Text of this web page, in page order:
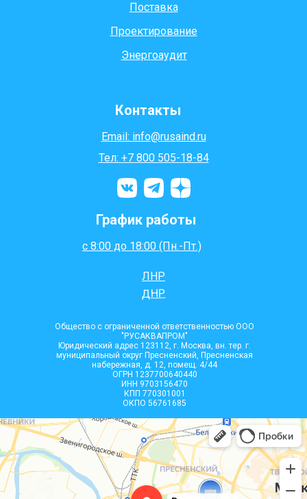
Проектирование
Контакты
Email: info@rusaind.ru
Тел: +7 800 505-18-84
Общество с ограниченной ответственностью ООО
"РУСАКВАПРОМ"
Юридический адрес 123112, г. Москва, вн. тер. г.
муниципальный округ Пресненский, Пресненская
набережная, д. 12, помещ. 4/44
ОГРН 1237700640440
ИНН 9703156470
КПП 770301001
ОКПО 56761685
Энергоаудит
Поставка
ДНР
ЛНР
с 8:00 до 18:00 (Пн.-Пт.)
График работы